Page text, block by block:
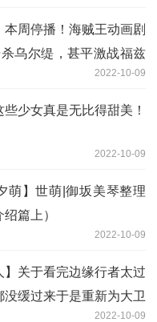
本周停播！海贼王动画剧
乌尔缇，甚平激战福兹
2022-10-09
少女真是无比得甜美！
2022-10-09
萌】世萌|御坂美琴整理
篇上）
2022-10-09
】关于看完边缘行者太过
没缓过来于是重新为大卫
2022-10-09